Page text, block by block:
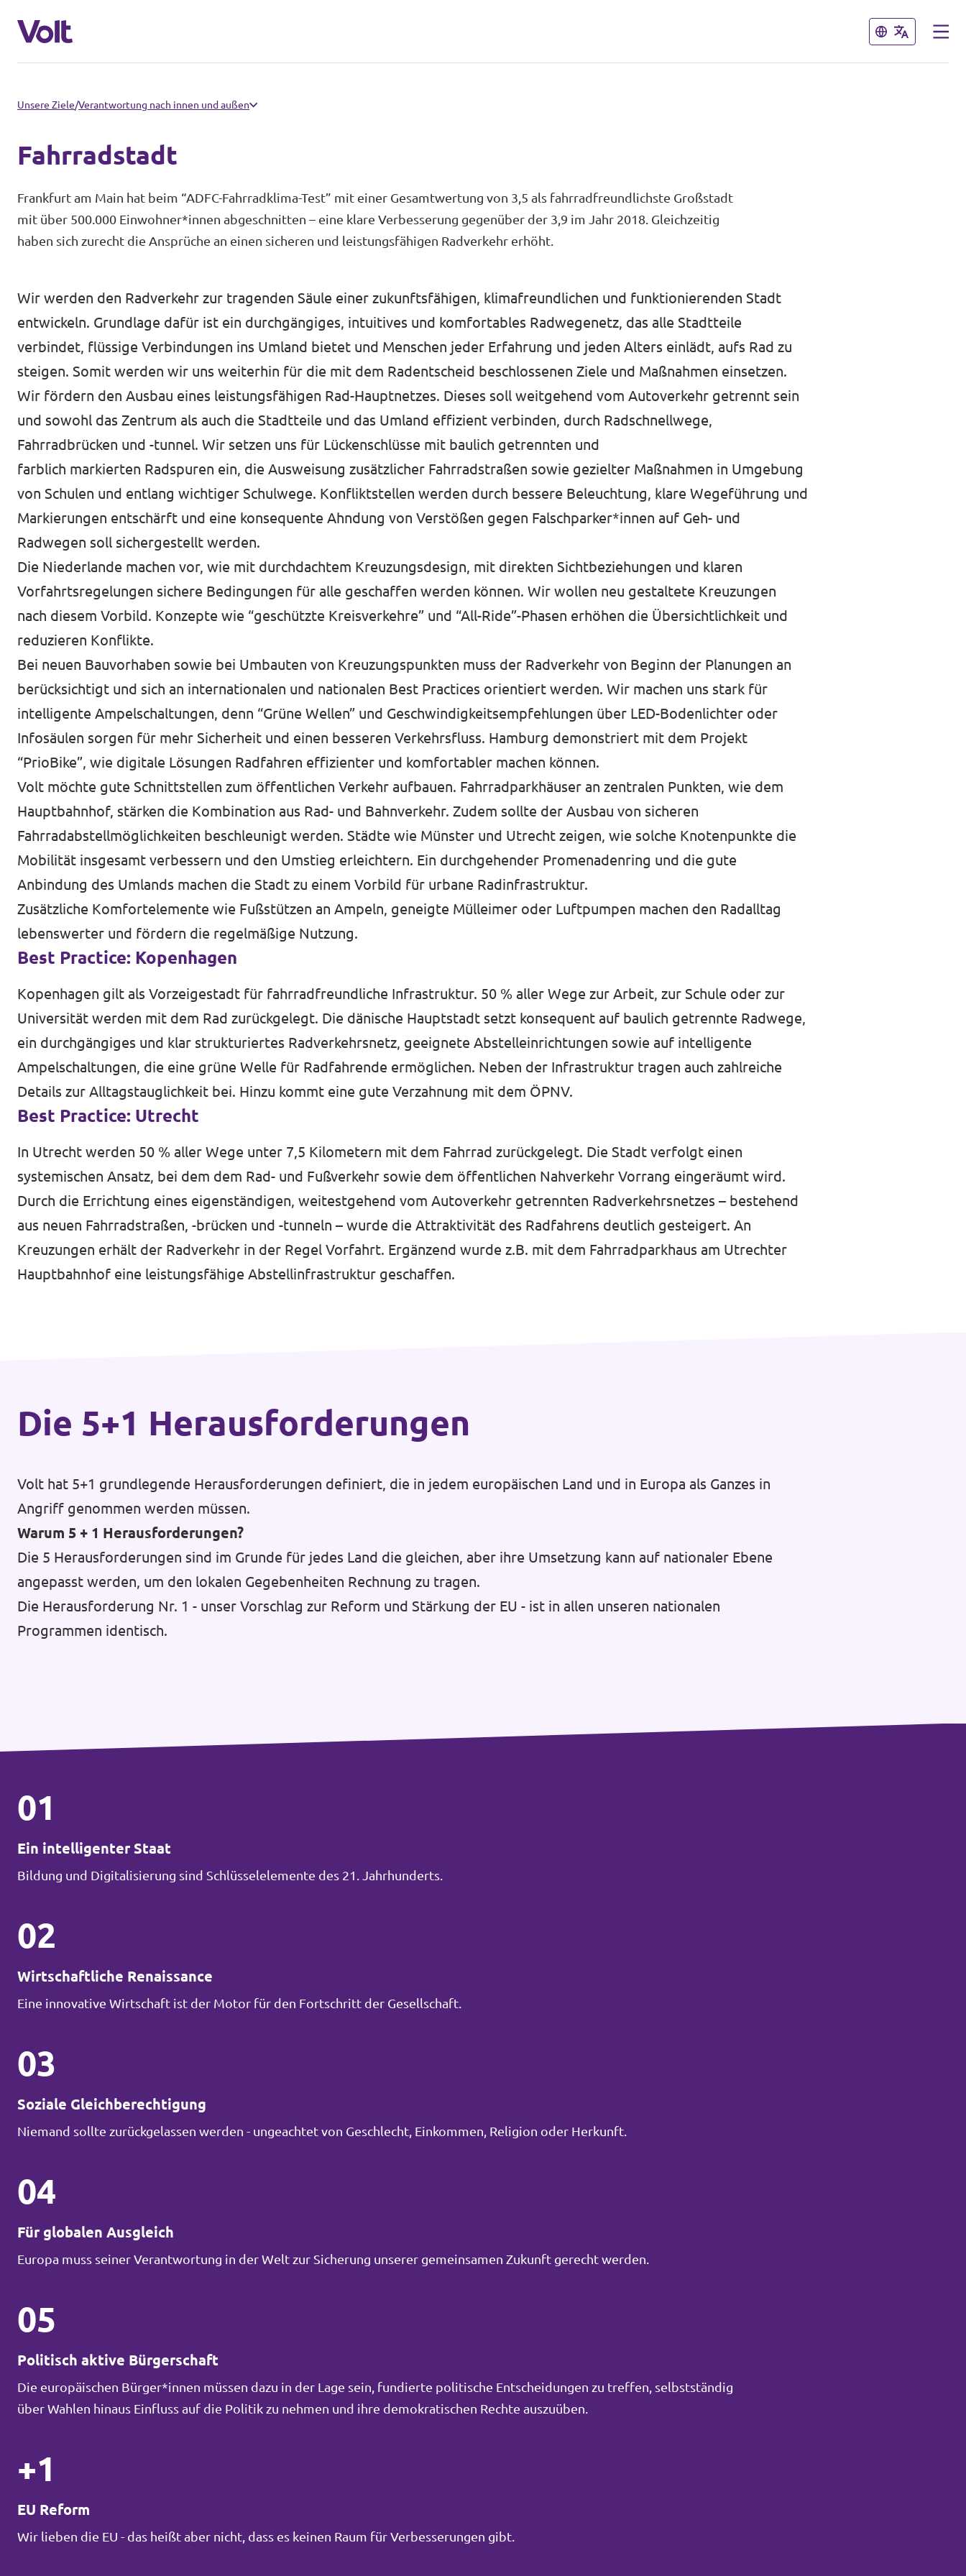
Schließen
Landesebene
Volt Hessen
Bundesebene
Länderteams in Deutschland
Europaebene
Volt Europa
Nationale Teams in Europa
Schließen
Über Volt
Neuigkeiten
Unsere Events
Volt im Römer
Kommunalwahl 2026
Unterstütz' uns!
Transparenz
Datenschutz
Impressum
Kontakt
Unsere Ziele/Verantwortung nach innen und außen
Fahrradstadt
Frankfurt am Main hat beim “ADFC-Fahrradklima-Test” mit einer Gesamtwertung von 3,5 als fahrradfreundlichste Großstadt
mit über 500.000 Einwohner*innen abgeschnitten – eine klare Verbesserung gegenüber der 3,9 im Jahr 2018. Gleichzeitig
haben sich zurecht die Ansprüche an einen sicheren und leistungsfähigen Radverkehr erhöht.
Wir werden den Radverkehr zur tragenden Säule einer zukunftsfähigen, klimafreundlichen und funktionierenden Stadt
entwickeln. Grundlage dafür ist ein durchgängiges, intuitives und komfortables Radwegenetz, das alle Stadtteile
verbindet, flüssige Verbindungen ins Umland bietet und Menschen jeder Erfahrung und jeden Alters einlädt, aufs Rad zu
steigen. Somit werden wir uns weiterhin für die mit dem Radentscheid beschlossenen Ziele und Maßnahmen einsetzen.
Wir fördern den Ausbau eines leistungsfähigen Rad-Hauptnetzes. Dieses soll weitgehend vom Autoverkehr getrennt sein
und sowohl das Zentrum als auch die Stadtteile und das Umland effizient verbinden, durch Radschnellwege,
Fahrradbrücken und -tunnel. Wir setzen uns für Lückenschlüsse mit baulich getrennten und
farblich markierten Radspuren ein, die Ausweisung zusätzlicher Fahrradstraßen sowie gezielter Maßnahmen in Umgebung
von Schulen und entlang wichtiger Schulwege. Konfliktstellen werden durch bessere Beleuchtung, klare Wegeführung und
Markierungen entschärft und eine konsequente Ahndung von Verstößen gegen Falschparker*innen auf Geh- und
Radwegen soll sichergestellt werden.
Die Niederlande machen vor, wie mit durchdachtem Kreuzungsdesign, mit direkten Sichtbeziehungen und klaren
Vorfahrtsregelungen sichere Bedingungen für alle geschaffen werden können. Wir wollen neu gestaltete Kreuzungen
nach diesem Vorbild. Konzepte wie “geschützte Kreisverkehre” und “All-Ride”-Phasen erhöhen die Übersichtlichkeit und
reduzieren Konflikte.
Bei neuen Bauvorhaben sowie bei Umbauten von Kreuzungspunkten muss der Radverkehr von Beginn der Planungen an
berücksichtigt und sich an internationalen und nationalen Best Practices orientiert werden. Wir machen uns stark für
intelligente Ampelschaltungen, denn “Grüne Wellen” und Geschwindigkeitsempfehlungen über LED-Bodenlichter oder
Infosäulen sorgen für mehr Sicherheit und einen besseren Verkehrsfluss. Hamburg demonstriert mit dem Projekt
“PrioBike”, wie digitale Lösungen Radfahren effizienter und komfortabler machen können.
Volt möchte gute Schnittstellen zum öffentlichen Verkehr aufbauen. Fahrradparkhäuser an zentralen Punkten, wie dem
Hauptbahnhof, stärken die Kombination aus Rad- und Bahnverkehr. Zudem sollte der Ausbau von sicheren
Fahrradabstellmöglichkeiten beschleunigt werden. Städte wie Münster und Utrecht zeigen, wie solche Knotenpunkte die
Mobilität insgesamt verbessern und den Umstieg erleichtern. Ein durchgehender Promenadenring und die gute
Anbindung des Umlands machen die Stadt zu einem Vorbild für urbane Radinfrastruktur.
Zusätzliche Komfortelemente wie Fußstützen an Ampeln, geneigte Mülleimer oder Luftpumpen machen den Radalltag
lebenswerter und fördern die regelmäßige Nutzung.
Best Practice: Kopenhagen
Kopenhagen gilt als Vorzeigestadt für fahrradfreundliche Infrastruktur. 50 % aller Wege zur Arbeit, zur Schule oder zur
Universität werden mit dem Rad zurückgelegt. Die dänische Hauptstadt setzt konsequent auf baulich getrennte Radwege,
ein durchgängiges und klar strukturiertes Radverkehrsnetz, geeignete Abstelleinrichtungen sowie auf intelligente
Ampelschaltungen, die eine grüne Welle für Radfahrende ermöglichen. Neben der Infrastruktur tragen auch zahlreiche
Details zur Alltagstauglichkeit bei. Hinzu kommt eine gute Verzahnung mit dem ÖPNV.
Best Practice: Utrecht
In Utrecht werden 50 % aller Wege unter 7,5 Kilometern mit dem Fahrrad zurückgelegt. Die Stadt verfolgt einen
systemischen Ansatz, bei dem dem Rad- und Fußverkehr sowie dem öffentlichen Nahverkehr Vorrang eingeräumt wird.
Durch die Errichtung eines eigenständigen, weitestgehend vom Autoverkehr getrennten Radverkehrsnetzes – bestehend
aus neuen Fahrradstraßen, -brücken und -tunneln – wurde die Attraktivität des Radfahrens deutlich gesteigert. An
Kreuzungen erhält der Radverkehr in der Regel Vorfahrt. Ergänzend wurde z.B. mit dem Fahrradparkhaus am Utrechter
Hauptbahnhof eine leistungsfähige Abstellinfrastruktur geschaffen.
Die 5+1 Heraus­forderungen
Volt hat 5+1 grundlegende Herausforderungen definiert, die in jedem europäischen Land und in Europa als Ganzes in
Angriff genommen werden müssen.
Warum 5 + 1 Herausforderungen?
Die 5 Herausforderungen sind im Grunde für jedes Land die gleichen, aber ihre Umsetzung kann auf nationaler Ebene
angepasst werden, um den lokalen Gegebenheiten Rechnung zu tragen.
Die Herausforderung Nr. 1 - unser Vorschlag zur Reform und Stärkung der EU - ist in allen unseren nationalen
Programmen identisch.
01
Ein intelligenter Staat
Bildung und Digitalisierung sind Schlüsselelemente des 21. Jahrhunderts.
02
Wirtschaftliche Renaissance
Eine innovative Wirtschaft ist der Motor für den Fortschritt der Gesellschaft.
03
Soziale Gleichberechtigung
Niemand sollte zurückgelassen werden - ungeachtet von Geschlecht, Einkommen, Religion oder Herkunft.
04
Für globalen Ausgleich
Europa muss seiner Verantwortung in der Welt zur Sicherung unserer gemeinsamen Zukunft gerecht werden.
05
Politisch aktive Bürgerschaft
Die europäischen Bürger*innen müssen dazu in der Lage sein, fundierte politische Entscheidungen zu treffen, selbstständig
über Wahlen hinaus Einfluss auf die Politik zu nehmen und ihre demokratischen Rechte auszuüben.
+1
EU Reform
Wir lieben die EU - das heißt aber nicht, dass es keinen Raum für Verbesserungen gibt.